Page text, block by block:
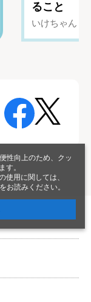
性向上のため、クッ
す。
使用に関しては、
お読みください。
ること
いけちゃん（